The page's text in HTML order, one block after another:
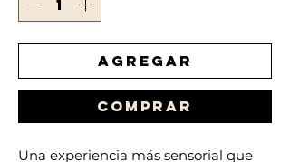
Agregar
Comprar
Una experiencia más sensorial que